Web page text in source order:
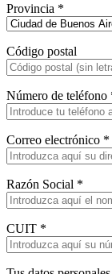
Provincia *
Código postal
Número de teléfono
Correo electrónico *
Razón Social *
CUIT *